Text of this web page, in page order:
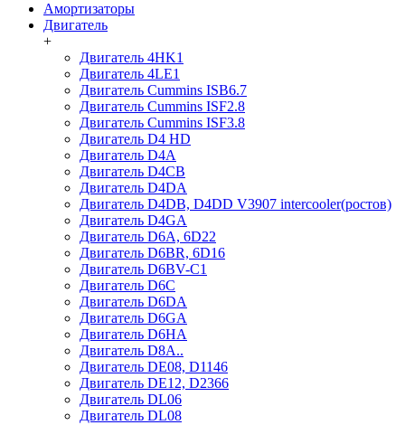
Амортизаторы
Двигатель
+
Двигатель 4HK1
Двигатель 4LE1
Двигатель Cummins ISB6.7
Двигатель Cummins ISF2.8
Двигатель Cummins ISF3.8
Двигатель D4 HD
Двигатель D4A
Двигатель D4CB
Двигатель D4DA
Двигатель D4DB, D4DD V3907 intercooler(ростов)
Двигатель D4GA
Двигатель D6A, 6D22
Двигатель D6BR, 6D16
Двигатель D6BV-C1
Двигатель D6C
Двигатель D6DA
Двигатель D6GA
Двигатель D6HA
Двигатель D8A..
Двигатель DE08, D1146
Двигатель DE12, D2366
Двигатель DL06
Двигатель DL08